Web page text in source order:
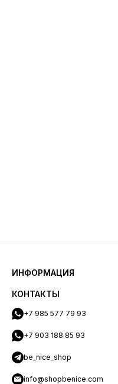
ИНФОРМАЦИЯ
КОНТАКТЫ
+7 985 577 79 93
+7 903 188 85 93
be_nice_shop
info@shopbenice.com